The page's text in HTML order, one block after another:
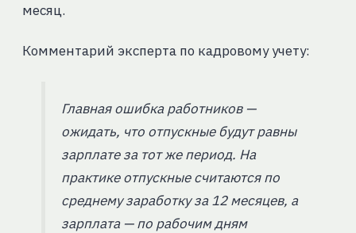
месяц.
Комментарий эксперта по кадровому учету:
Главная ошибка работников —
ожидать, что отпускные будут равны
зарплате за тот же период. На
практике отпускные считаются по
среднему заработку за 12 месяцев, а
зарплата — по рабочим дням